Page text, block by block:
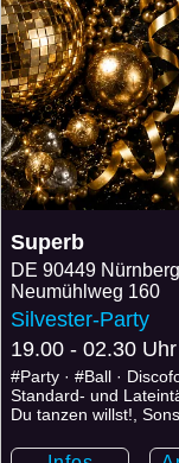
Superb
DE 90449 Nürnberg
Neumühlweg 160
Silvester-Party
19.00 - 02.30 Uhr
#Party · #Ball ·
Standard- und
Du tanzen willst!,